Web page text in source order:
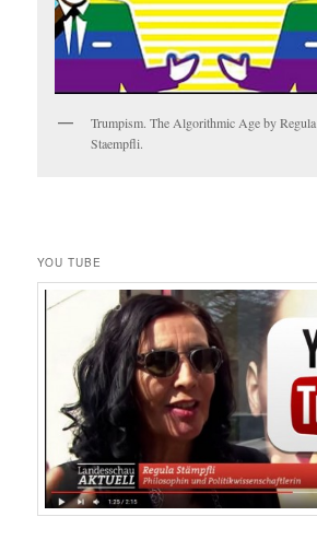
Trumpism. The Algorithmic Age by Regula
Staempfli.
YOU TUBE